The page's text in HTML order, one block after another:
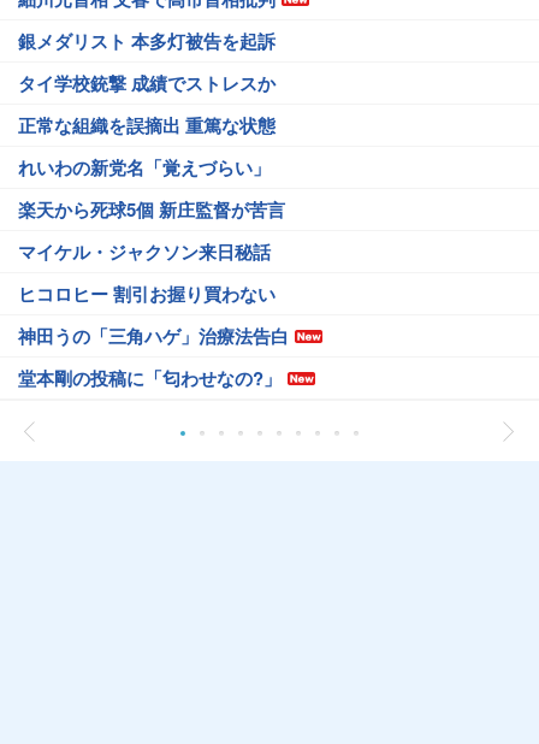
銀メダリスト 本多灯被告を起訴
タイ学校銃撃 成績でストレスか
正常な組織を誤摘出 重篤な状態
れいわの新党名「覚えづらい」
楽天から死球5個 新庄監督が苦言
マイケル・ジャクソン来日秘話
ヒコロヒー 割引お握り買わない
神田うの「三角ハゲ」治療法告白
堂本剛の投稿に「匂わせなの?」